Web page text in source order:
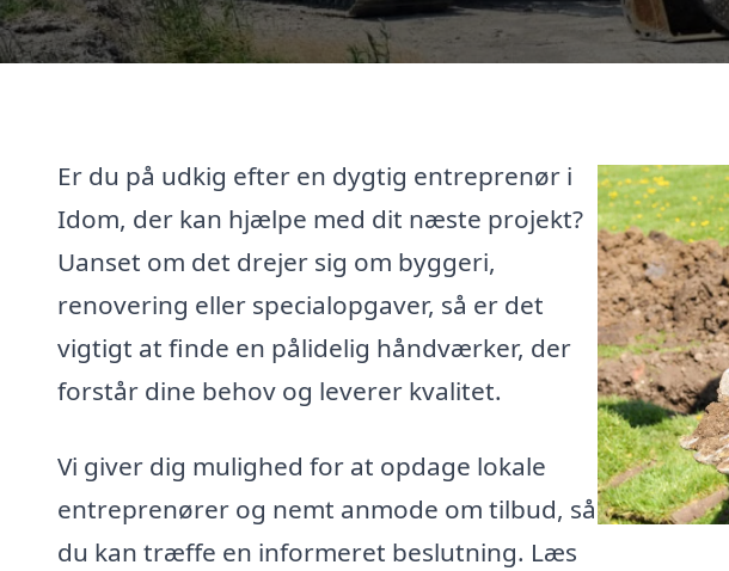
Er du på udkig efter en dygtig entreprenør i
Idom, der kan hjælpe med dit næste projekt?
Uanset om det drejer sig om byggeri,
renovering eller specialopgaver, så er det
vigtigt at finde en pålidelig håndværker, der
forstår dine behov og leverer kvalitet.
Vi giver dig mulighed for at opdage lokale
entreprenører og nemt anmode om tilbud, så
du kan træffe en informeret beslutning. Læs